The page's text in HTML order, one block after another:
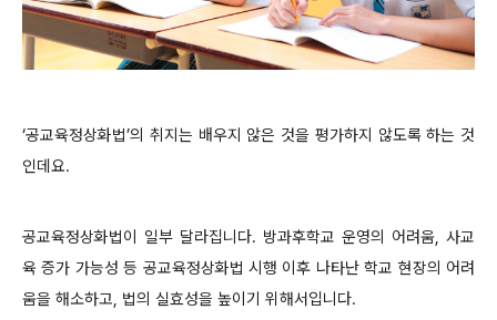
‘공교육정상화법’의 취지는 배우지 않은 것을 평가하지 않도록 하는 것
인데요.
공교육정상화법이 일부 달라집니다. 방과후학교 운영의 어려움, 사교
육 증가 가능성 등 공교육정상화법 시행 이후 나타난 학교 현장의 어려
움을 해소하고, 법의 실효성을 높이기 위해서입니다.